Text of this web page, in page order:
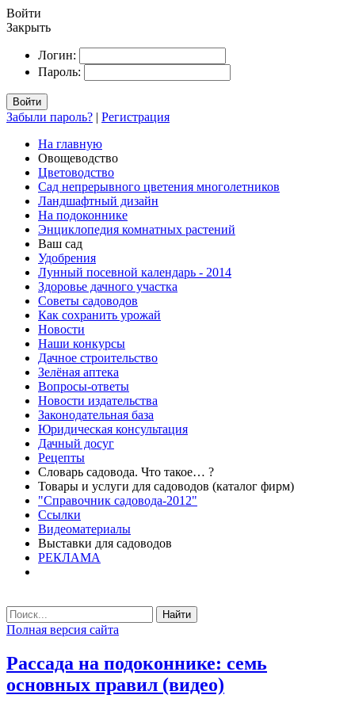
Войти
Закрыть
Логин:
Пароль:
Войти
Забыли пароль? | Регистрация
На главную
Овощеводство
Цветоводство
Сад непрерывного цветения многолетников
Ландшафтный дизайн
На подоконнике
Энциклопедия комнатных растений
Ваш сад
Удобрения
Лунный посевной календарь - 2014
Здоровье дачного участка
Советы садоводов
Как сохранить урожай
Новости
Наши конкурсы
Дачное строительство
Зелёная аптека
Вопросы-ответы
Новости издательства
Законодательная база
Юридическая консультация
Дачный досуг
Рецепты
Словарь садовода. Что такое… ?
Товары и услуги для садоводов (каталог фирм)
"Справочник садовода-2012"
Ссылки
Видеоматериалы
Выставки для садоводов
РЕКЛАМА
Найти
Полная версия сайта
Рассада на подоконнике: семь
основных правил (видео)